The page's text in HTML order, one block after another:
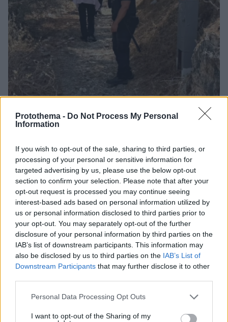
Protothema - Do Not Process My Personal
Information
If you wish to opt-out of the sale, sharing to third parties, or
processing of your personal or sensitive information for
targeted advertising by us, please use the below opt-out
section to confirm your selection. Please note that after your
opt-out request is processed you may continue seeing
interest-based ads based on personal information utilized by
us or personal information disclosed to third parties prior to
your opt-out. You may separately opt-out of the further
disclosure of your personal information by third parties on the
IAB’s list of downstream participants. This information may
also be disclosed by us to third parties on the IAB’s List of
Downstream Participants that may further disclose it to other
Please note that this website/app uses one or more Google
not limited to your visit or usage behaviour. You may click to
Personal Data Processing Opt Outs
I want to opt-out of the Sharing of my
08.08.2026, 12:40
Βίντεο: Μεθυσμένη σκότωσε νύφη
λίγες ώρες μετά τον γάμο της και στο
τμήμα ζητούσε κλαίγοντας τον πατέρα
της
08.08.2026, 09:25
Εντοπίστηκε η «Αράχνη» του Άσαντ:
Πώς ένα ξεχασμένο σημειωματάριο
οδήγησε στα ίχνη του διαβόητου